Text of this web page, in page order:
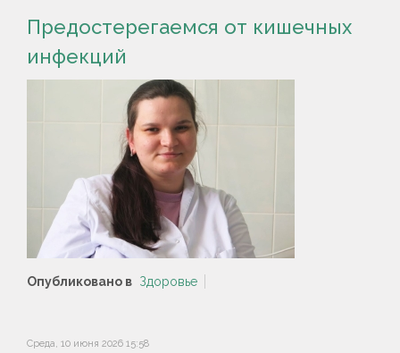
Предостерегаемся от кишечных
инфекций
Опубликовано в Здоровье
Среда, 10 июня 2026 15:58